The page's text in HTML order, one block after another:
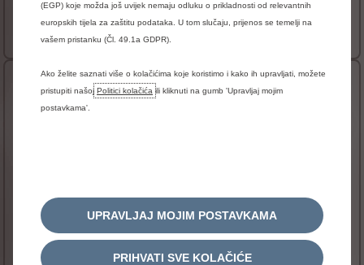
36 800€ s PDV-om
Više informacija
NOVI Ë-C4 X MAX
Prednosti
MyCitroën Drive Plus (IVI): infotainment sustav HD
s navigacijom 3D
Dodatno zatamnjena stražnja bočna i stražnje
staklo
(EGP) koje možda još uvijek nemaju odluku o prikladnosti od relevantnih
europskih tijela za zaštitu podataka. U tom slučaju, prijenos se temelji na
vašem pristanku (Čl. 49.1a GDPR).
Ako želite saznati više o kolačićima koje koristimo i kako ih upravljati, možete
pristupiti našoj Politici kolačića ili kliknuti na gumb 'Upravljaj mojim
postavkama'.
UPRAVLJAJ MOJIM POSTAVKAMA
PRIHVATI SVE KOLAČIĆE